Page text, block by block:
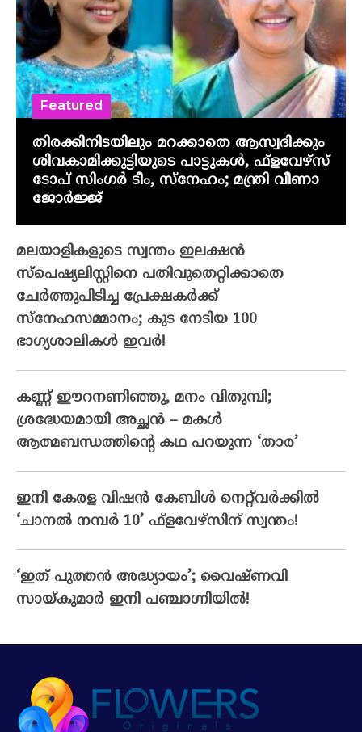
തിരക്കിനിടയിലും മറക്കാതെ ആസ്വദിക്കും
ശിവകാമിക്കുട്ടിയുടെ പാട്ടുകൾ, ഫ്‌ളവേഴ്‌സ്
ടോപ് സിംഗർ ടീം, സ്നേഹം; മന്ത്രി വീണാ
ജോർജ്ജ്
Featured
മലയാളികളുടെ സ്വന്തം ഇലക്ഷന്‍
സ്‌പെഷ്യലിസ്റ്റിനെ പതിവുതെറ്റിക്കാതെ
ചേര്‍ത്തുപിടിച്ച പ്രേക്ഷകര്‍ക്ക്
സ്‌നേഹസമ്മാനം; കുട നേടിയ 100
ഭാഗ്യശാലികള്‍ ഇവര്‍!
കണ്ണ് ഈറനണിഞ്ഞു, മനം വിതുമ്പി;
ശ്രദ്ധേയമായി അച്ഛൻ – മകൾ
ആത്മബന്ധത്തിന്റെ കഥ പറയുന്ന ‘താര’
ഇനി കേരള വിഷൻ കേബിൾ നെറ്റ്‌വർക്കിൽ
‘ചാനൽ നമ്പർ 10’ ഫ്‌ളവേഴ്‌സിന് സ്വന്തം!
‘ഇത് പുത്തൻ അദ്ധ്യായം’; വൈഷ്‌ണവി
സായ്‌കുമാർ ഇനി പഞ്ചാഗ്നിയിൽ!